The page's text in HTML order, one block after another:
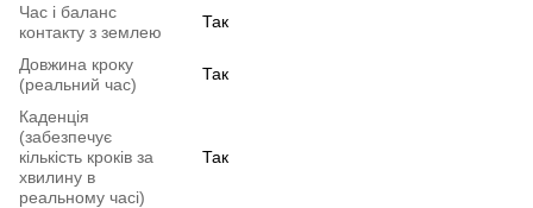
Час і баланс
контакту з землею
Так
Довжина кроку
(реальний час)
Так
Каденція
(забезпечує
кількість кроків за
хвилину в
реальному часі)
Так